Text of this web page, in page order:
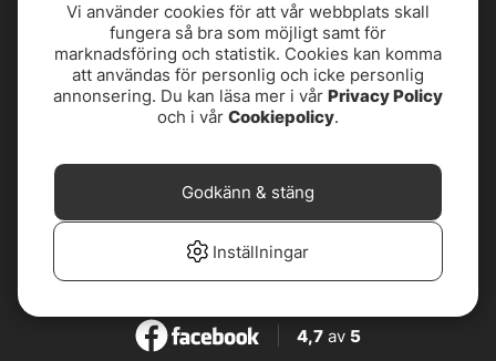
4,8
4,7 av 5
Vi använder cookies för att vår webbplats skall
fungera så bra som möjligt samt för
marknadsföring och statistik. Cookies kan komma
att användas för personlig och icke personlig
annonsering. Du kan läsa mer i vår Privacy Policy
och i vår Cookiepolicy.
Inställningar
Godkänn & stäng